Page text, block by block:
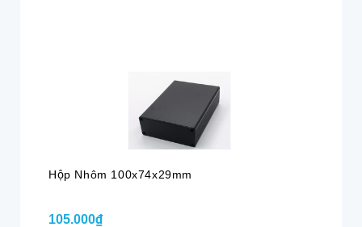
Hộp Nhôm 100x74x29mm
105.000₫